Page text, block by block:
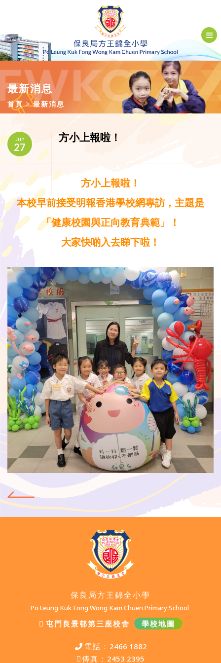
最新消息
首頁 最新消息
Jun
27
方小上報啦！
方小上報啦！
本校早前接受明報香港學校網專訪，主題是
「健康校園與正向教育典範」！
大家快啲入去睇下啦！
保良局方王錦全小學
Po Leung Kuk Fong Wong Kam Chuen Primary School
屯門良景邨第三座校舍 學校地圖
電話： 2466 1882
傳真： 2453 2395